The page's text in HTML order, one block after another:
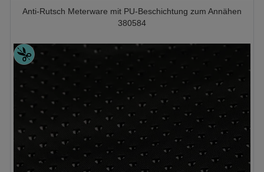
Anti-Rutsch Meterware mit PU-Beschichtung zum Annähen
380584